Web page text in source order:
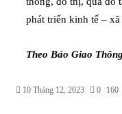
phát triển kinh tế – xã
Theo Báo Giao Thông
10 Tháng 12, 2023 0 160